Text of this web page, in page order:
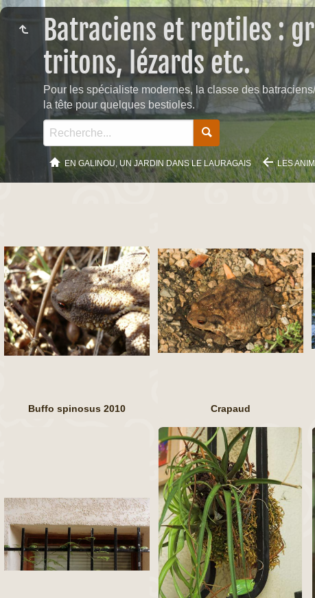
Batraciens et reptiles :
tritons, lézards etc.
Pour les spécialiste modernes, la classe des
la tête pour quelques bestioles.
EN GALINOU, UN JARDIN DANS LE LAURAGAIS LES
Buffo spinosus 2010 Crapaud